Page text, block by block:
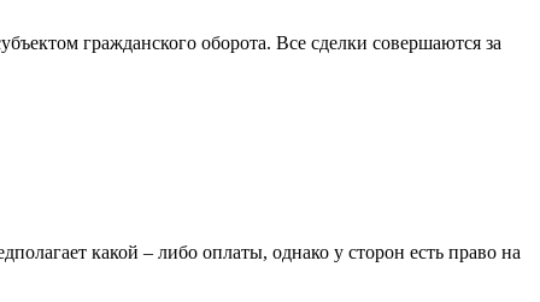
гражданского оборота. Все сделки совершаются за
какой – либо оплаты, однако у сторон есть право на